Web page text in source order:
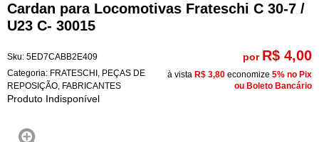
Cardan para Locomotivas Frateschi C 30-7 /
U23 C- 30015
Sku: 5ED7CABB2E409
Categoria: FRATESCHI PEÇAS DE
REPOSIÇÃO FABRICANTES
Produto Indisponível
por R$ 4,00
à vista R$ 3,80 economize 5% no Pix
ou Boleto Bancário